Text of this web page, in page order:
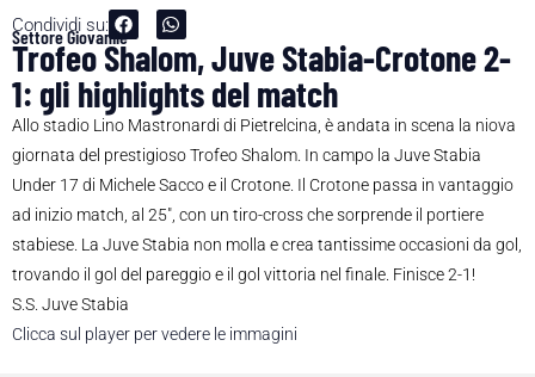
Condividi su:
Settore Giovanile
Trofeo Shalom, Juve Stabia-Crotone 2-
1: gli highlights del match
Allo stadio Lino Mastronardi di Pietrelcina, è andata in scena la niova
giornata del prestigioso Trofeo Shalom. In campo la Juve Stabia
Under 17 di Michele Sacco e il Crotone. Il Crotone passa in vantaggio
ad inizio match, al 25″, con un tiro-cross che sorprende il portiere
stabiese. La Juve Stabia non molla e crea tantissime occasioni da gol,
trovando il gol del pareggio e il gol vittoria nel finale. Finisce 2-1!
S.S. Juve Stabia
Clicca sul player per vedere le immagini